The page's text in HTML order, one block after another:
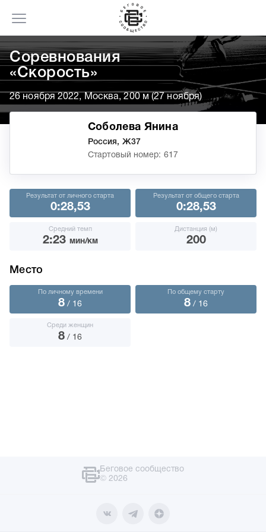
Соревнования
«Скорость»
26 ноября 2022, Москва, 200 м (27 ноября)
Соболева Янина
Россия, Ж37
Стартовый номер: 617
Результат от личного старта
0:28,53
Результат от общего старта
0:28,53
Средний темп
2:23 мин/км
Дистанция (м)
200
Место
По личному времени
8 / 16
По общему старту
8 / 16
Среди женщин
8 / 16
Беговое сообщество
© 2026